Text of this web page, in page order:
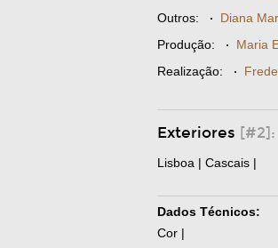
Outros: · Diana
Produção: · Maria
Realização: ·
Exteriores [#2]:
Lisboa | Cascais |
Dados Técnicos:
Cor |